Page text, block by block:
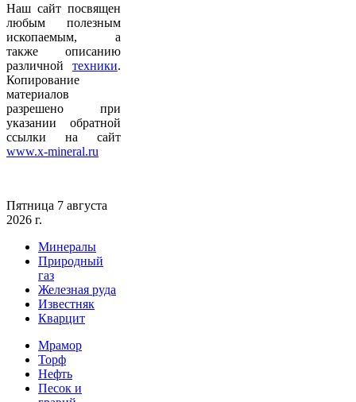
Наш сайт посвящен
любым полезным
ископаемым, а
также описанию
различной техники.
Копирование
материалов
разрешено при
указании обратной
ссылки на сайт
www.x-mineral.ru
Пятница 7 августа
2026 г.
Минералы
Природный
газ
Железная руда
Известняк
Кварцит
Мрамор
Торф
Нефть
Песок и